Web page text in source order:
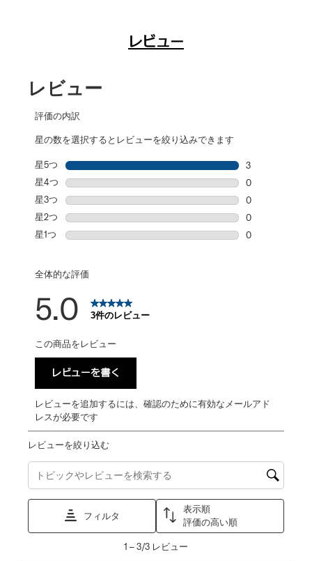
レビュー
レビュー
評価の内訳
星の数を選択するとレビューを絞り込みできます
星5つ 星
3
星4つ 星
0
星3つ 星
0
星2つ 星
0
星1つ
0
全体的な評価
5.0 3件のレビュー
この商品をレビュー
レビューを書く
レビューを追加するには、確認のために有効なメールアド
レスが必要です
レビューを絞り込む
トピックやレビュー検索地域を検索する
フィルタ
表示順
評価の高い順
1 –3/3 レビュー